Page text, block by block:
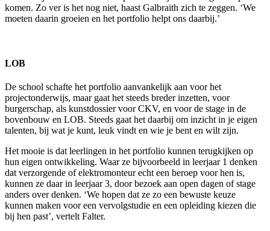
komen. Zo ver is het nog niet, haast Galbraith zich te zeggen. ‘We
moeten daarin groeien en het portfolio helpt ons daarbij.’
LOB
De school schafte het portfolio aanvankelijk aan voor het
projectonderwijs, maar gaat het steeds breder inzetten, voor
burgerschap, als kunstdossier voor CKV, en voor de stage in de
bovenbouw en LOB. Steeds gaat het daarbij om inzicht in je eigen
talenten, bij wat je kunt, leuk vindt en wie je bent en wilt zijn.
Het mooie is dat leerlingen in het portfolio kunnen terugkijken op
hun eigen ontwikkeling. Waar ze bijvoorbeeld in leerjaar 1 denken
dat verzorgende of elektromonteur echt een beroep voor hen is,
kunnen ze daar in leerjaar 3, door bezoek aan open dagen of stage
anders over denken. ‘We hopen dat ze zo een bewuste keuze
kunnen maken voor een vervolgstudie en een opleiding kiezen die
bij hen past’, vertelt Falter.